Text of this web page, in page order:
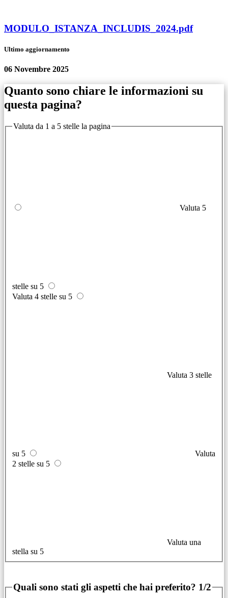
MODULO_ISTANZA_INCLUDIS_2024.pdf
Ultimo aggiornamento
06 Novembre 2025
Quanto sono chiare le informazioni su
questa pagina?
Valuta da 1 a 5 stelle la pagina
Valuta 5
stelle su 5
Valuta 4 stelle su 5
Valuta 3 stelle
su 5
Valuta
2 stelle su 5
Valuta una
stella su 5
Quali sono stati gli aspetti che hai preferito? 1/2